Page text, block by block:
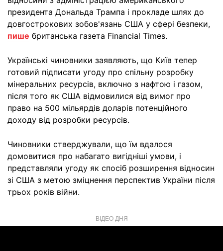
президента Дональда Трампа і прокладе шлях до
довгострокових зобов'язань США у сфері безпеки,
пише британська газета Financial Times.
Українські чиновники заявляють, що Київ тепер
готовий підписати угоду про спільну розробку
мінеральних ресурсів, включно з нафтою і газом,
після того як США відмовилися від вимог про
право на 500 мільярдів доларів потенційного
доходу від розробки ресурсів.
Чиновники стверджували, що їм вдалося
домовитися про набагато вигідніші умови, і
представляли угоду як спосіб розширення відносин
зі США з метою зміцнення перспектив України після
трьох років війни.
ВІДЕО ДНЯ